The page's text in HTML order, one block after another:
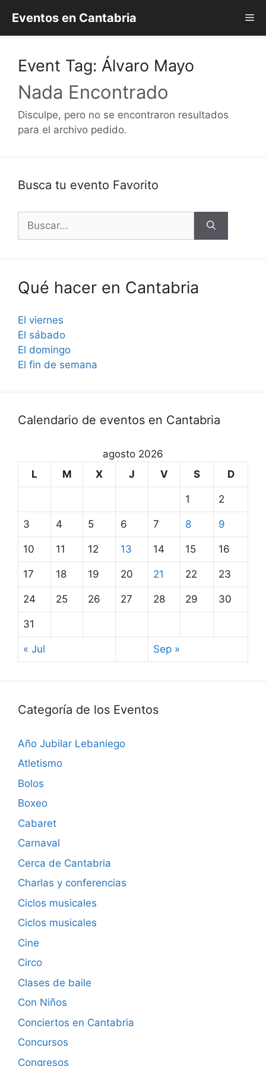
contenido
Eventos en Cantabria
Event Tag: Álvaro Mayo
Nada Encontrado
Disculpe, pero no se encontraron resultados
para el archivo pedido.
Busca tu evento Favorito
Buscar:
Qué hacer en Cantabria
El viernes
El sábado
El domingo
El fin de semana
Calendario de eventos en Cantabria
agosto 2026
L
M X J V S D
1 2
3 4 5 6 7 8 9
10 11 12 13 14 15 16
17 18 19 20 21 22 23
24 25 26 27 28 29 30
31
« Jul Sep »
Categoría de los Eventos
Año Jubilar Lebaniego
Atletismo
Bolos
Boxeo
Cabaret
Carnaval
Cerca de Cantabria
Charlas y conferencias
Ciclos musicales
Ciclos musicales
Cine
Circo
Clases de baile
Con Niños
Conciertos en Cantabria
Concursos
Congresos